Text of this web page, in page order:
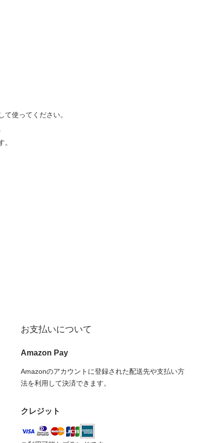
使ってください。
。
お支払いについて
Amazon Pay
Amazonのアカウントに登録された配送先や支払い方
法を利用して決済できます。
クレジット